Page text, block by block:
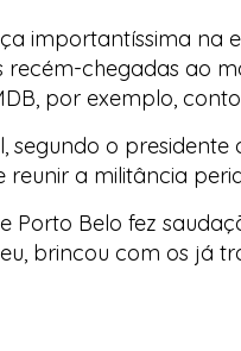
importantíssima
chegadas ao
por exemplo,
o presidente
reunir a militância
Belo fez
brincou com os já